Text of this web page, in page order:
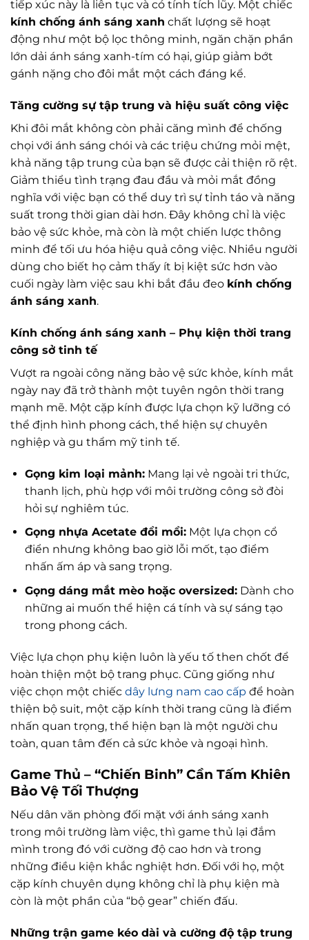
tiếp xúc này là liên tục và có tính tích lũy. Một chiếc
kính chống ánh sáng xanh chất lượng sẽ hoạt
động như một bộ lọc thông minh, ngăn chặn phần
lớn dải ánh sáng xanh-tím có hại, giúp giảm bớt
gánh nặng cho đôi mắt một cách đáng kể.
Tăng cường sự tập trung và hiệu suất công việc
Khi đôi mắt không còn phải căng mình để chống
chọi với ánh sáng chói và các triệu chứng mỏi mệt,
khả năng tập trung của bạn sẽ được cải thiện rõ rệt.
Giảm thiểu tình trạng đau đầu và mỏi mắt đồng
nghĩa với việc bạn có thể duy trì sự tỉnh táo và năng
suất trong thời gian dài hơn. Đây không chỉ là việc
bảo vệ sức khỏe, mà còn là một chiến lược thông
minh để tối ưu hóa hiệu quả công việc. Nhiều người
dùng cho biết họ cảm thấy ít bị kiệt sức hơn vào
cuối ngày làm việc sau khi bắt đầu đeo kính chống
ánh sáng xanh.
Kính chống ánh sáng xanh – Phụ kiện thời trang
công sở tinh tế
Vượt ra ngoài công năng bảo vệ sức khỏe, kính mắt
ngày nay đã trở thành một tuyên ngôn thời trang
mạnh mẽ. Một cặp kính được lựa chọn kỹ lưỡng có
thể định hình phong cách, thể hiện sự chuyên
nghiệp và gu thẩm mỹ tinh tế.
Gọng kim loại mảnh:Mang lại vẻ ngoài tri thức,
thanh lịch, phù hợp với môi trường công sở đòi
hỏi sự nghiêm túc.
Gọng nhựa Acetate đồi mồi:Một lựa chọn cổ
điển nhưng không bao giờ lỗi mốt, tạo điểm
nhấn ấm áp và sang trọng.
Gọng dáng mắt mèo hoặc oversized:Dành cho
những ai muốn thể hiện cá tính và sự sáng tạo
trong phong cách.
Việc lựa chọn phụ kiện luôn là yếu tố then chốt để
hoàn thiện một bộ trang phục. Cũng giống như
việc chọn một chiếc dây lưng nam cao cấp để hoàn
thiện bộ suit, một cặp kính thời trang cũng là điểm
nhấn quan trọng, thể hiện bạn là một người chu
toàn, quan tâm đến cả sức khỏe và ngoại hình.
Game Thủ – “Chiến Binh” Cần Tấm Khiên
Bảo Vệ Tối Thượng
Nếu dân văn phòng đối mặt với ánh sáng xanh
trong môi trường làm việc, thì game thủ lại đắm
mình trong đó với cường độ cao hơn và trong
những điều kiện khắc nghiệt hơn. Đối với họ, một
cặp kính chuyên dụng không chỉ là phụ kiện mà
còn là một phần của “bộ gear” chiến đấu.
Những trận game kéo dài và cường độ tập trung